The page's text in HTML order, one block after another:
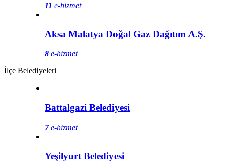
11 e-hizmet
Aksa Malatya Doğal Gaz Dağıtım A.Ş.
8 e-hizmet
İlçe Belediyeleri
Battalgazi Belediyesi
7e-hizmet
Yeşilyurt Belediyesi